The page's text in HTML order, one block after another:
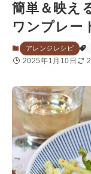
簡単＆映え
ワンプレー
アレンジレシピ
2025年1月10日